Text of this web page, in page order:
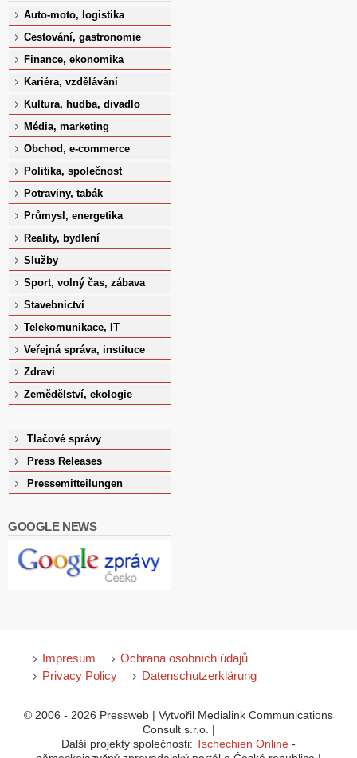
Auto-moto, logistika
Cestování, gastronomie
Finance, ekonomika
Kariéra, vzdělávání
Kultura, hudba, divadlo
Média, marketing
Obchod, e-commerce
Politika, společnost
Potraviny, tabák
Průmysl, energetika
Reality, bydlení
Služby
Sport, volný čas, zábava
Stavebnictví
Telekomunikace, IT
Veřejná správa, instituce
Zdraví
Zemědělství, ekologie
Tlačové správy
Press Releases
Pressemitteilungen
GOOGLE NEWS
Impresum
Ochrana osobních údajů
Privacy Policy
Datenschutzerklärung
© 2006 - 2026 Pressweb | Vytvořil Medialink Communications
Consult s.r.o. |
Další projekty společnosti: Tschechien Online -